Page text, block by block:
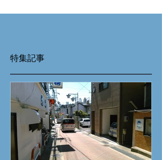
特集記事